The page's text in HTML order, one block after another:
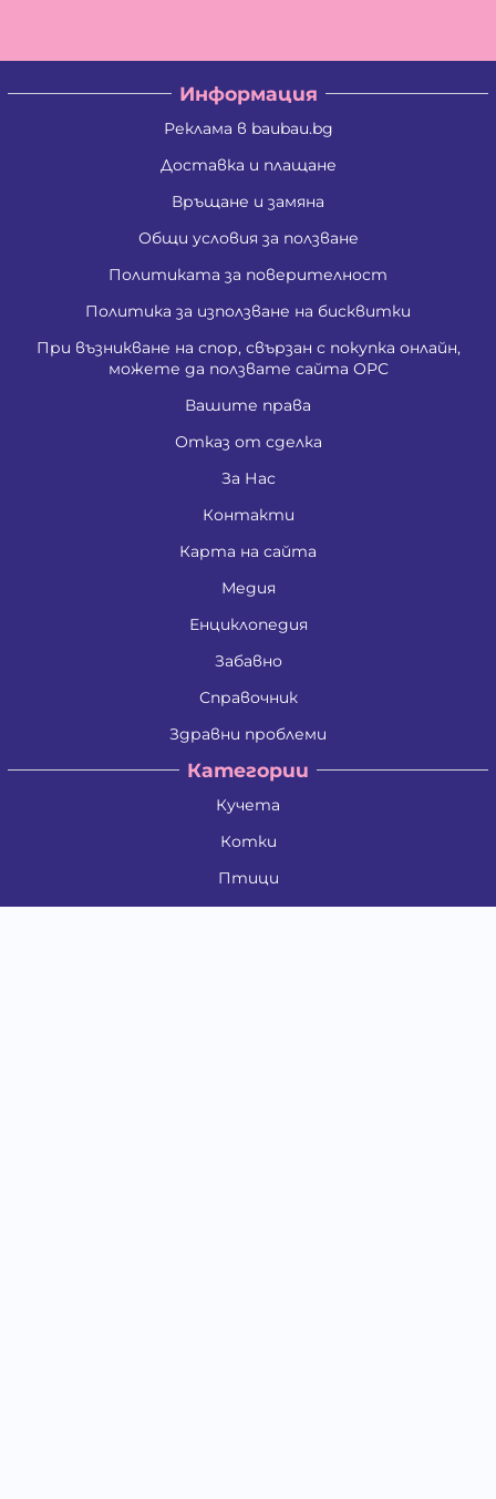
Информация
Реклама в baubau.bg
Доставка и плащане
Връщане и замяна
Общи условия за ползване
Политиката за поверителност
Политика за използване на бисквитки
При възникване на спор, свързан с покупка онлайн,
можете да ползвате сайта ОРС
Вашите права
Отказ от сделка
За Нас
Контакти
Карта на сайта
Медия
Енциклопедия
Забавно
Справочник
Здравни проблеми
Категории
Кучета
Котки
Птици